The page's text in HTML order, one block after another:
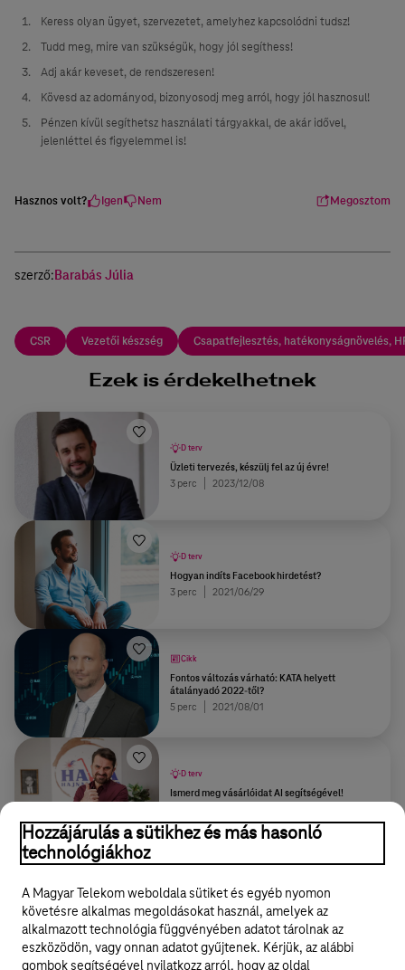
Keress olyan ügyet, szervezetet, amelyhez kapcsolódni tudsz!
Tudd meg, mire van szükségük, hogy jól segíthess!
Adj akár keveset, de rendszeresen!
Kövesd az adományod, bizonyosodj meg arról, hogy jól hasznosul!
Pénzen kívül segíthetsz használati tárgyakkal, de akár idővel,
jelenléttel és figyelemmel is!
Hasznos volt? Igen Nem Megosztom
szerző:Barabás Júlia
CSR Vezetői készség Csapatfejlesztés, hatékonyságnövelés,
Ezek is érdekelhetnek
D terv
Üzleti tervezés, készülj fel az új évre!
3 perc
2023/12/08
D terv
Hogyan indíts Facebook hirdetést?
3 perc
2021/06/29
Cikk
Fontos változás várható: KATA helyett
átalányadó 2022-től?
5 perc
2021/08/01
D terv
Ismerd meg vásárlóidat AI segítségével!
Hozzájárulás a sütikhez és más hasonló
technológiákhoz
A Magyar Telekom weboldala sütiket és egyéb nyomon
követésre alkalmas megoldásokat használ, amelyek az
alkalmazott technológia függvényében adatot tárolnak az
eszközödön, vagy onnan adatot gyűjtenek. Kérjük, az alábbi
gombok segítségével nyilatkozz arról, hogy az oldal